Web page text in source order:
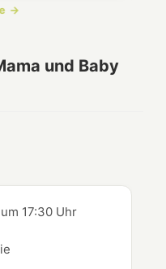
und Baby
um 17:30 Uhr